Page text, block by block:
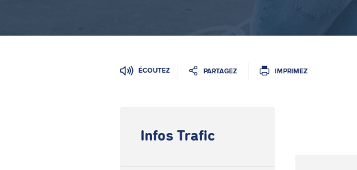
ÉCOUTEZ PARTAGEZ IMPRIMEZ
Infos Trafic